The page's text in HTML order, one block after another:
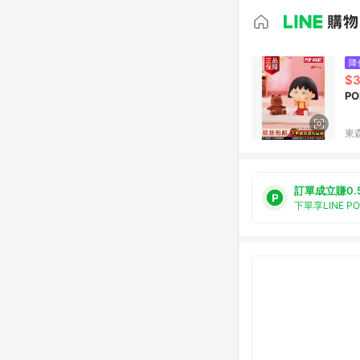
降
東
訂單成立賺
下單享LINE